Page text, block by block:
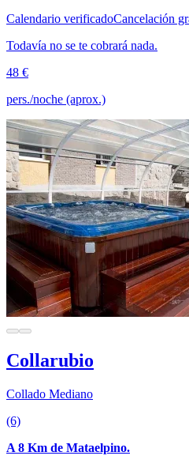
Calendario verificadoCancelación
Todavía no se te cobrará nada.
48 €
pers./noche (aprox.)
Collarubio
Collado Mediano
(6)
A 8 Km de Mataelpino.